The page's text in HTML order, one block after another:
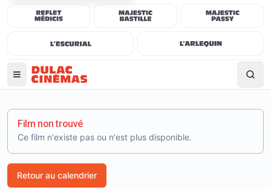
Film non trouvé
Ce film n'existe pas ou n'est plus disponible.
Retour au calendrier